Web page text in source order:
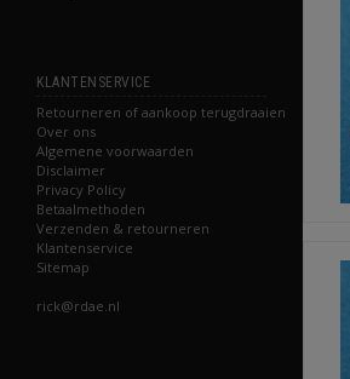
KLANTENSERVICE
Retourneren of aankoop terugdraaien
Over ons
Algemene voorwaarden
Disclaimer
Privacy Policy
Betaalmethoden
Verzenden & retourneren
Klantenservice
Sitemap
rick@rdae.nl